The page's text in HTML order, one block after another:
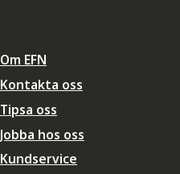
Om EFN
Kontakta oss
Tipsa oss
Jobba hos oss
Kundservice